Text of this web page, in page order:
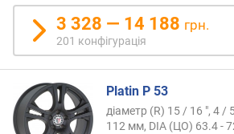
3 328 — 14 188 грн.
201 конфігурація
Platin P 53
діаметр (R) 15 / 16 ", 4 /
112 мм, DIA (ЦО) 63.4 -